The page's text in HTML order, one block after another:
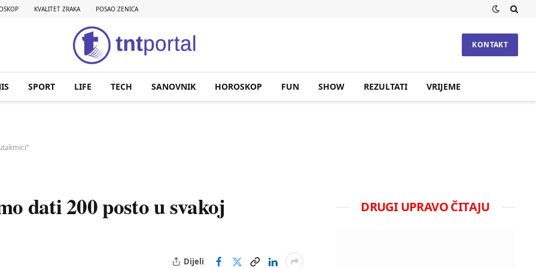
KVALITET ZRAKA POSAO ZENICA
KONTAKT
SPORT LIFE TECH SANOVNIK HOROSKOP FUN SHOW REZULTATI VRIJEME
dati 200 posto u svakoj
Dijeli
DRUGI UPRAVO ČITAJU